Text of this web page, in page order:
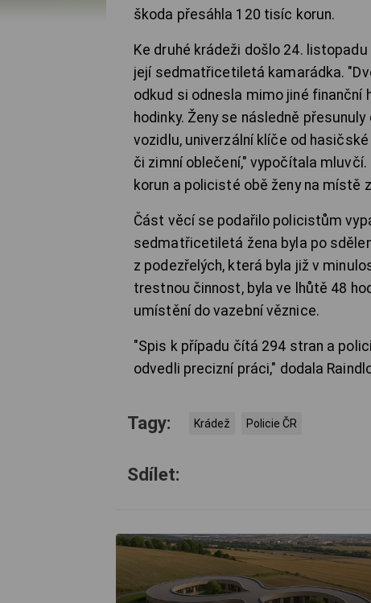
škoda přesáhla 120 tisíc korun.
Ke druhé krádeži došlo 24.
její sedmatřicetiletá kamarádka.
odkud si odnesla mimo jiné finanční
hodinky. Ženy se následně
vozidlu, univerzální klíče od
či zimní oblečení," vypočítala
korun a policisté obě ženy na místě
Část věcí se podařilo policistům
sedmatřicetiletá žena byla po
z podezřelých, která byla již v
trestnou činnost, byla ve lhůtě 48
umístění do vazební věznice.
"Spis k případu čítá 294 stran a
odvedli precizní práci," dodala
Tagy: Krádež Policie ČR
Sdílet: